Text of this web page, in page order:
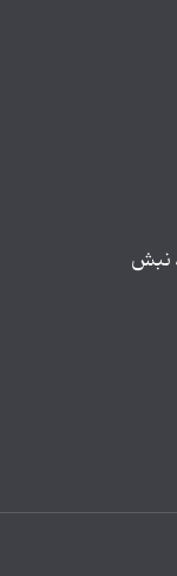
نبش